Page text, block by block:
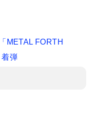
METAL FORTH
弾